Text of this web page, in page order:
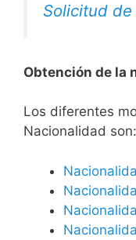
Solicitud
Obtención de la
​​​Los diferentes
Nacionalidad son: